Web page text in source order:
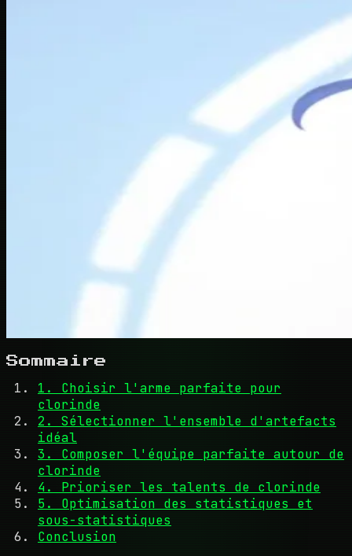
Sommaire
1. Choisir l'arme parfaite pour
clorinde
2. Sélectionner l'ensemble d'artefacts
idéal
3. Composer l'équipe parfaite autour de
clorinde
4. Prioriser les talents de clorinde
5. Optimisation des statistiques et
sous-statistiques
Conclusion